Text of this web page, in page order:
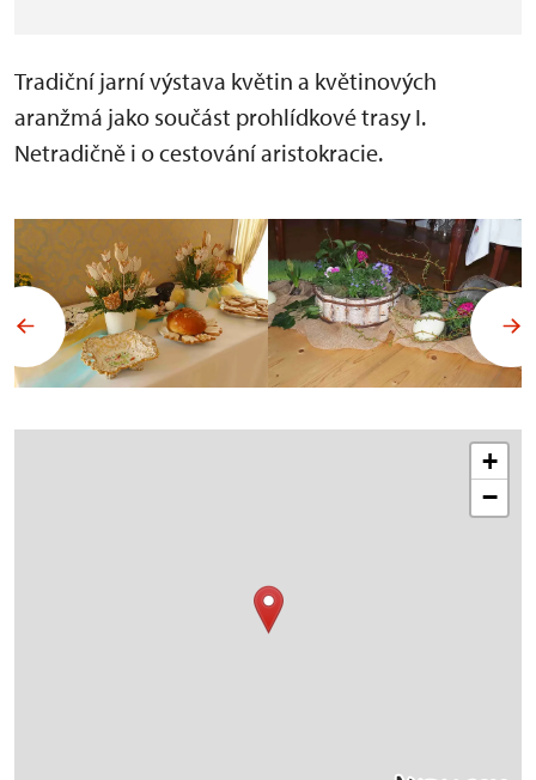
Tradiční jarní výstava květin a květinových
aranžmá jako součást prohlídkové trasy I.
Netradičně i o cestování aristokracie.
+
−